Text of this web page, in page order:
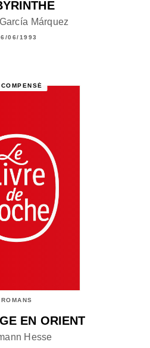
Márquez
06/1993
ROMANS
EN ORIENT
Hesse